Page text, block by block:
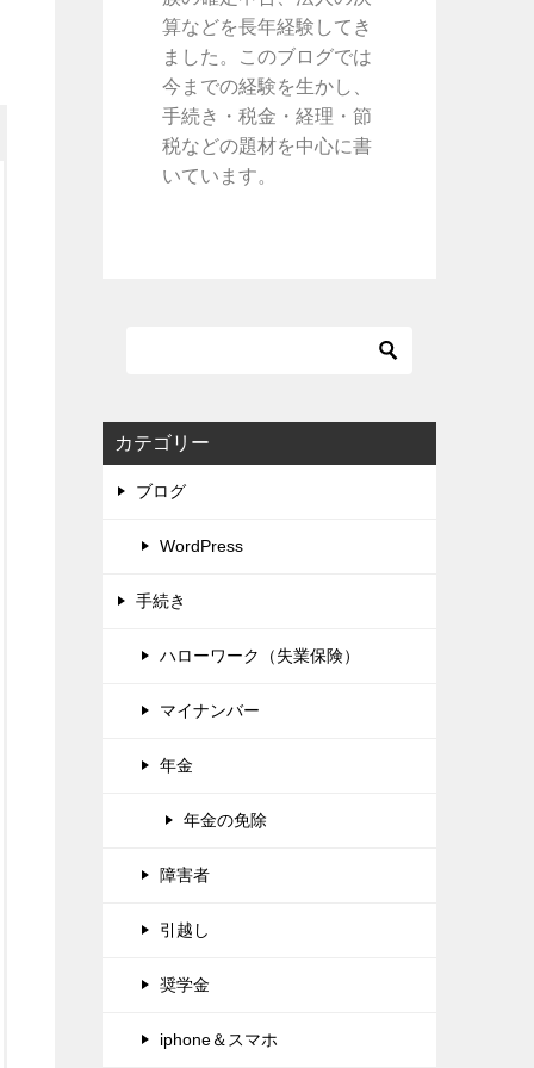
算などを長年経験してき
ました。このブログでは
今までの経験を生かし、
手続き・税金・経理・節
税などの題材を中心に書
いています。
カテゴリー
ブログ
WordPress
手続き
ハローワーク（失業保険）
マイナンバー
年金
年金の免除
障害者
引越し
奨学金
iphone＆スマホ